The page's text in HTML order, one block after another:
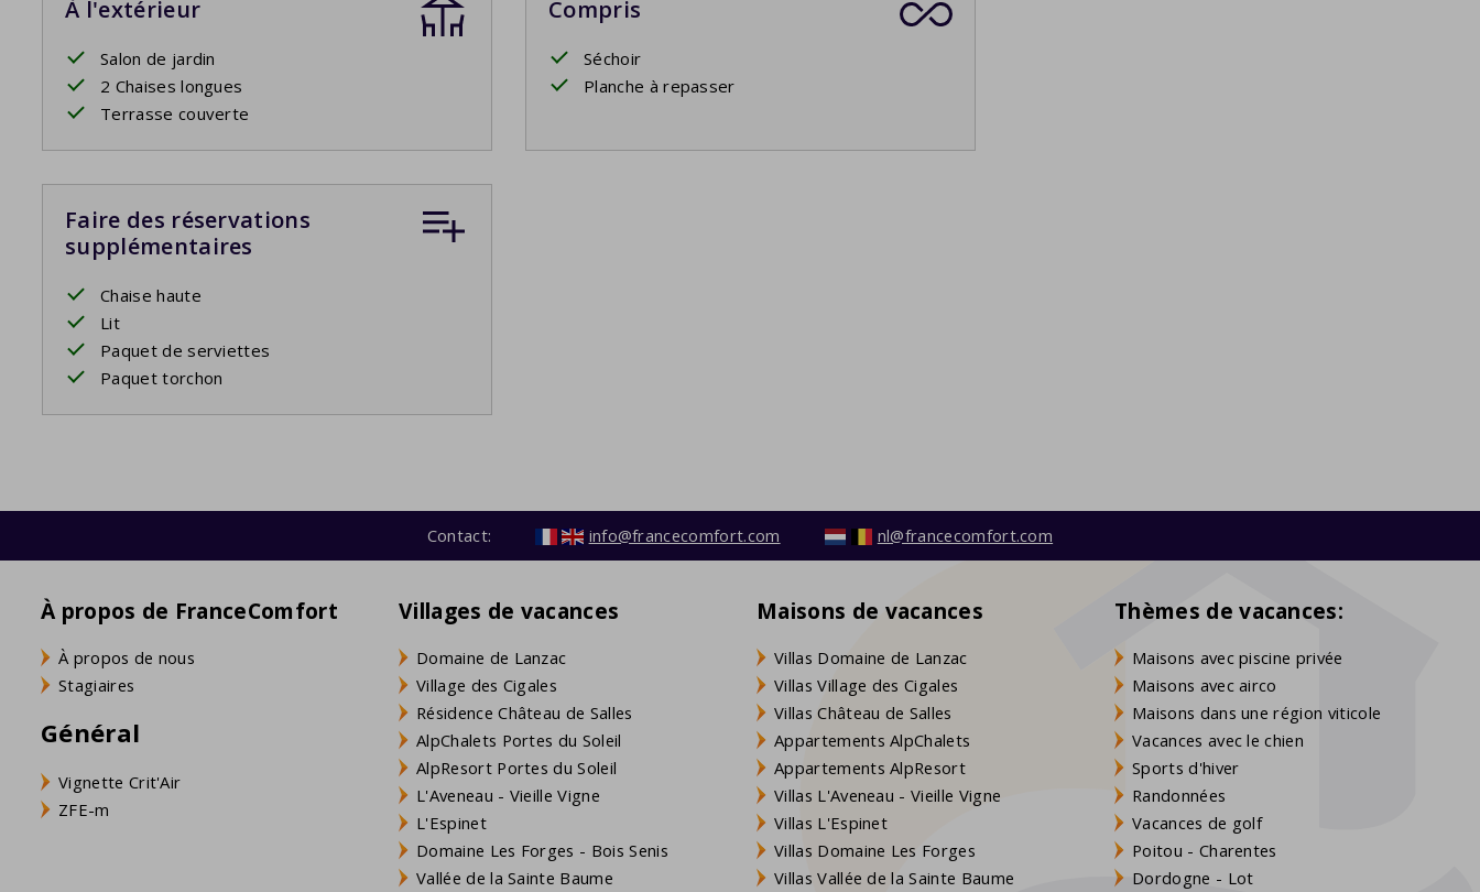
À l'extérieur
Salon de jardin
2 Chaises longues
Terrasse couverte
Compris
Séchoir
Planche à repasser
Faire des réservations
supplémentaires
Chaise haute
Lit
Paquet de serviettes
Paquet torchon
Contact: info@francecomfort.com nl@francecomfort.com
À propos de FranceComfort
À propos de nous
Stagiaires
Général
Vignette Crit'Air
ZFE-m
Villages de vacances
Domaine de Lanzac
Village des Cigales
Résidence Château de Salles
AlpChalets Portes du Soleil
AlpResort Portes du Soleil
L'Aveneau - Vieille Vigne
L'Espinet
Domaine Les Forges - Bois Senis
Vallée de la Sainte Baume
Maisons de vacances
Villas Domaine de Lanzac
Villas Village des Cigales
Villas Château de Salles
Appartements AlpChalets
Appartements AlpResort
Villas L'Aveneau - Vieille Vigne
Villas L'Espinet
Villas Domaine Les Forges
Villas Vallée de la Sainte Baume
Thèmes de vacances:
Maisons avec piscine privée
Maisons avec airco
Maisons dans une région viticole
Vacances avec le chien
Sports d'hiver
Randonnées
Vacances de golf
Poitou - Charentes
Dordogne - Lot